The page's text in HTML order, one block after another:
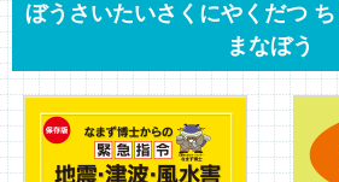
ぼうさいたいさくにやくだつ
まなぼう